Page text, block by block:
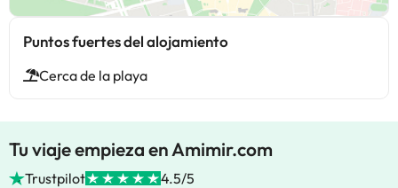
Puntos fuertes del alojamiento
Cerca de la playa
Tu viaje empieza en Amimir.com
Trustpilot 4.5/5